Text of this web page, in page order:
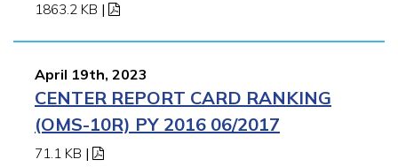
1863.2 KB |
April 19th, 2023
CENTER REPORT CARD RANKING
(OMS-10R) PY 2016 06/2017
71.1 KB |